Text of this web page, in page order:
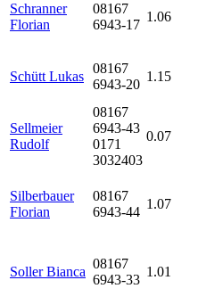
Schranner
Florian
08167
6943-17
1.06
Schütt Lukas
08167
6943-20
1.15
Sellmeier
Rudolf
08167
6943-43
0171
3032403
0.07
Silberbauer
Florian
08167
6943-44
1.07
Soller Bianca
08167
6943-33
1.01